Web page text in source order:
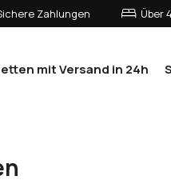
Zahlungen Über
mit Versand in 24h